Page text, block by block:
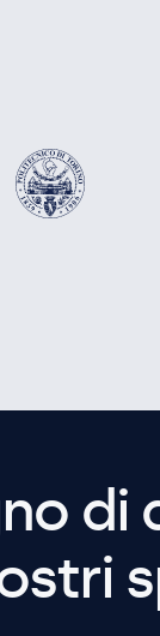
di